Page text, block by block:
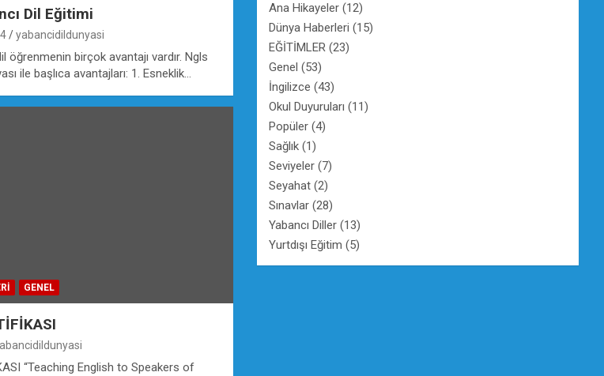
Dil Eğitimi
yabancidildunyasi
öğrenmenin birçok avantajı vardır. Ngls
ile başlıca avantajları: 1. Esneklik…
GENEL
“Teaching English to Speakers of
Ana Hikayeler (12)
Dünya Haberleri (15)
EĞİTİMLER (23)
Genel (53)
İngilizce (43)
Okul Duyuruları (11)
Popüler (4)
Sağlık (1)
Seviyeler (7)
Seyahat (2)
Sınavlar (28)
Yabancı Diller (13)
Yurtdışı Eğitim (5)